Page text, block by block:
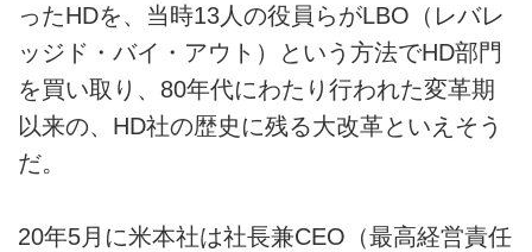
ったHDを、当時13人の役員らがLBO（レバレ
ッジド・バイ・アウト）という方法でHD部門
を買い取り、80年代にわたり行われた変革期
以来の、HD社の歴史に残る大改革といえそう
だ。
20年5月に米本社は社長兼CEO（最高経営責任